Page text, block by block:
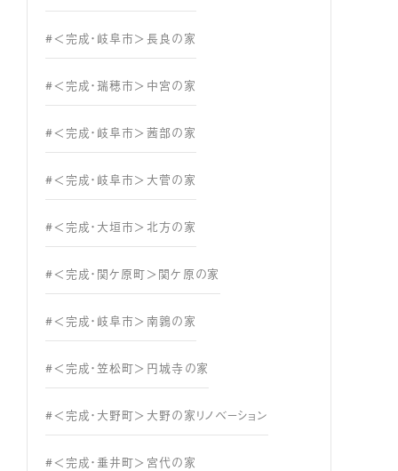
#＜完成・岐阜市＞長良の家
#＜完成・瑞穂市＞中宮の家
#＜完成・岐阜市＞茜部の家
#＜完成・岐阜市＞大菅の家
#＜完成・大垣市＞北方の家
#＜完成・関ケ原町＞関ケ原の家
#＜完成・岐阜市＞南鶉の家
#＜完成・笠松町＞円城寺の家
#＜完成・大野町＞大野の家リノベーション
#＜完成・垂井町＞宮代の家